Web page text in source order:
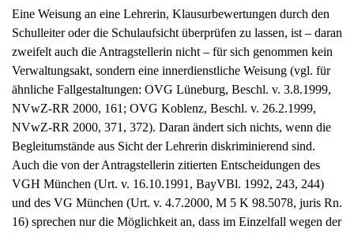
Eine Weisung an eine Lehrerin, Klausurbewertungen durch den
Schulleiter oder die Schulaufsicht überprüfen zu lassen, ist – daran
zweifelt auch die Antragstellerin nicht – für sich genommen kein
Verwaltungsakt, sondern eine innerdienstliche Weisung (vgl. für
ähnliche Fallgestaltungen: OVG Lüneburg, Beschl. v. 3.8.1999,
NVwZ-RR 2000, 161; OVG Koblenz, Beschl. v. 26.2.1999,
NVwZ-RR 2000, 371, 372). Daran ändert sich nichts, wenn die
Begleitumstände aus Sicht der Lehrerin diskriminierend sind.
Auch die von der Antragstellerin zitierten Entscheidungen des
VGH München (Urt. v. 16.10.1991, BayVBl. 1992, 243, 244)
und des VG München (Urt. v. 4.7.2000, M 5 K 98.5078, juris Rn.
16) sprechen nur die Möglichkeit an, dass im Einzelfall wegen der